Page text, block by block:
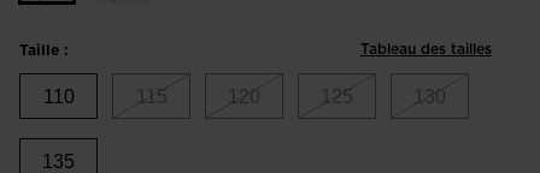
Taille : Tableau des tailles
110 115 120 125 130
135